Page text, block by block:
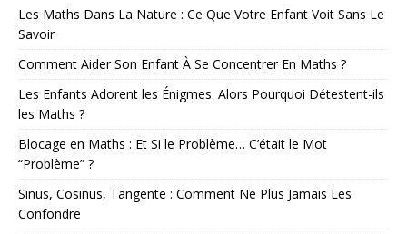
Les Maths Dans La Nature : Ce Que Votre Enfant Voit Sans Le
Savoir
Comment Aider Son Enfant À Se Concentrer En Maths ?
Les Enfants Adorent les Énigmes. Alors Pourquoi Détestent-ils
les Maths ?
Blocage en Maths : Et Si le Problème… C’était le Mot
“Problème” ?
Sinus, Cosinus, Tangente : Comment Ne Plus Jamais Les
Confondre